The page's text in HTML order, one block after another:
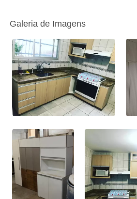
Galeria de Imagens